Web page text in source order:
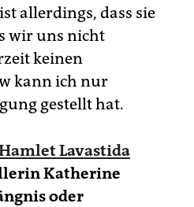
allerdings, dass sie
wir uns nicht
keinen
kann ich nur
gestellt hat.
Lavastida
Katherine
oder